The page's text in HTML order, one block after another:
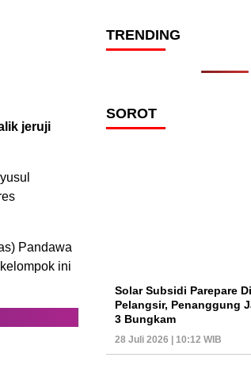
jeruji
Pandawa
ini
TRENDING
SOROT
Solar Subsidi Parepare
Pelangsir, Penanggung
3 Bungkam
28 Juli 2026 | 10:12 WIB